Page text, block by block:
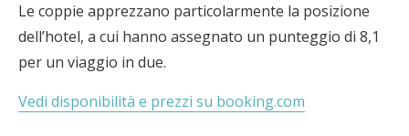
Le coppie apprezzano particolarmente la posizione
dell’hotel, a cui hanno assegnato un punteggio di 8,1
per un viaggio in due.
Vedi disponibilità e prezzi su booking.com